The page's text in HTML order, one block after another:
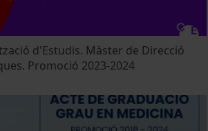
d'Estudis. Màster de Direcció
Promoció 2023-2024